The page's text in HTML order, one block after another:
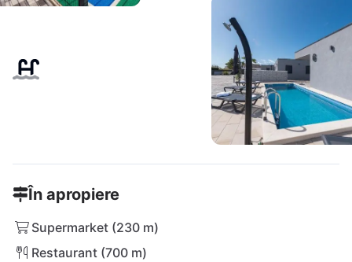
În apropiere
Supermarket (230 m)
Restaurant (700 m)